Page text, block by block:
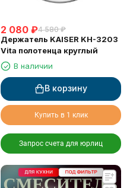
2 080 ₽4 580 ₽
Держатель KAISER KH-3203
Vita полотенца круглый
В наличии
В корзину
Купить в 1 клик
Запрос счета для юрлиц